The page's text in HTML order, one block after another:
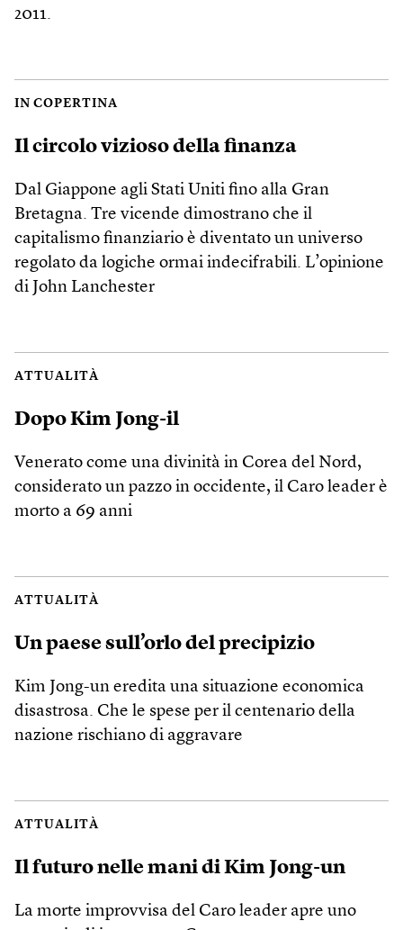
2011.
IN COPERTINA
Il circolo vizioso della finanza
Dal Giappone agli Stati Uniti fino alla Gran
Bretagna. Tre vicende dimostrano che il
capitalismo finanziario è diventato un universo
regolato da logiche ormai indecifrabili. L’opinione
di John Lanchester
ATTUALITÀ
Dopo Kim Jong-il
Venerato come una divinità in Corea del Nord,
considerato un pazzo in occidente, il Caro leader è
morto a 69 anni
ATTUALITÀ
Un paese sull’orlo del precipizio
Kim Jong-un eredita una situazione economica
disastrosa. Che le spese per il centenario della
nazione rischiano di aggravare
ATTUALITÀ
Il futuro nelle mani di Kim Jong-un
La morte improvvisa del Caro leader apre uno